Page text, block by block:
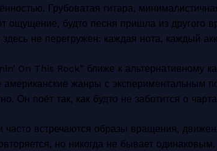
Грубоватая гитара,
ощущение, будто песня пришла из другого
не перегружен: каждая нота, каждый
On This Rock” ближе к альтернативному
жанры с экспериментальным
Он поёт так, как будто не заботится о
часто встречаются образы вращения,
но никогда не бывает